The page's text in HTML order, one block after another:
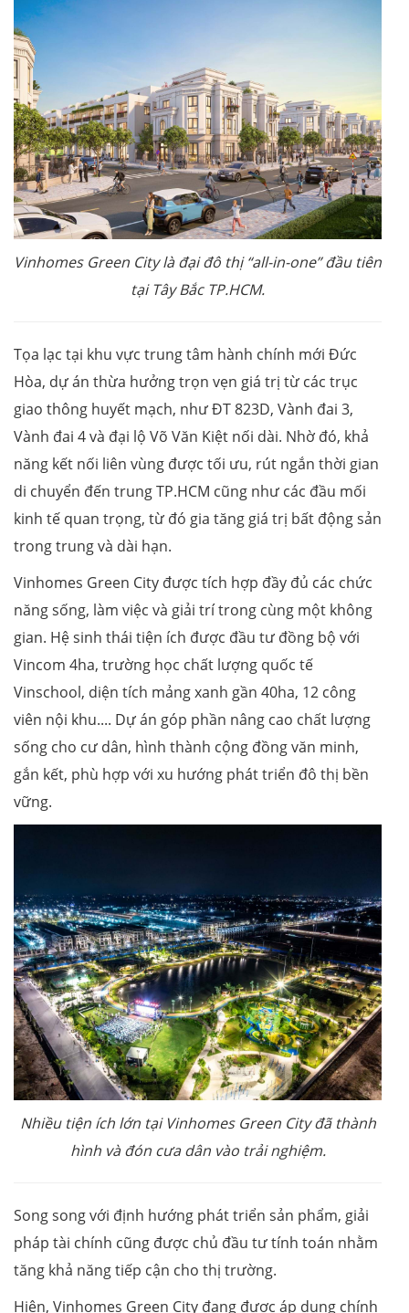
Vinhomes Green City là đại đô thị “all-in-one” đầu tiên
tại Tây Bắc TP.HCM.
Tọa lạc tại khu vực trung tâm hành chính mới Đức
Hòa, dự án thừa hưởng trọn vẹn giá trị từ các trục
giao thông huyết mạch, như ĐT 823D, Vành đai 3,
Vành đai 4 và đại lộ Võ Văn Kiệt nối dài. Nhờ đó, khả
năng kết nối liên vùng được tối ưu, rút ngắn thời gian
di chuyển đến trung TP.HCM cũng như các đầu mối
kinh tế quan trọng, từ đó gia tăng giá trị bất động sản
trong trung và dài hạn.
Vinhomes Green City được tích hợp đầy đủ các chức
năng sống, làm việc và giải trí trong cùng một không
gian. Hệ sinh thái tiện ích được đầu tư đồng bộ với
Vincom 4ha, trường học chất lượng quốc tế
Vinschool, diện tích mảng xanh gần 40ha, 12 công
viên nội khu.... Dự án góp phần nâng cao chất lượng
sống cho cư dân, hình thành cộng đồng văn minh,
gắn kết, phù hợp với xu hướng phát triển đô thị bền
vững.
Nhiều tiện ích lớn tại Vinhomes Green City đã thành
hình và đón cưa dân vào trải nghiệm.
Song song với định hướng phát triển sản phẩm, giải
pháp tài chính cũng được chủ đầu tư tính toán nhằm
tăng khả năng tiếp cận cho thị trường.
Hiện, Vinhomes Green City đang được áp dụng chính